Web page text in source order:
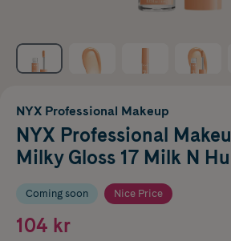
NYX Professional Makeup
NYX Professional
Milky Gloss 17 Milk N
Coming soon Nice Price
104 kr